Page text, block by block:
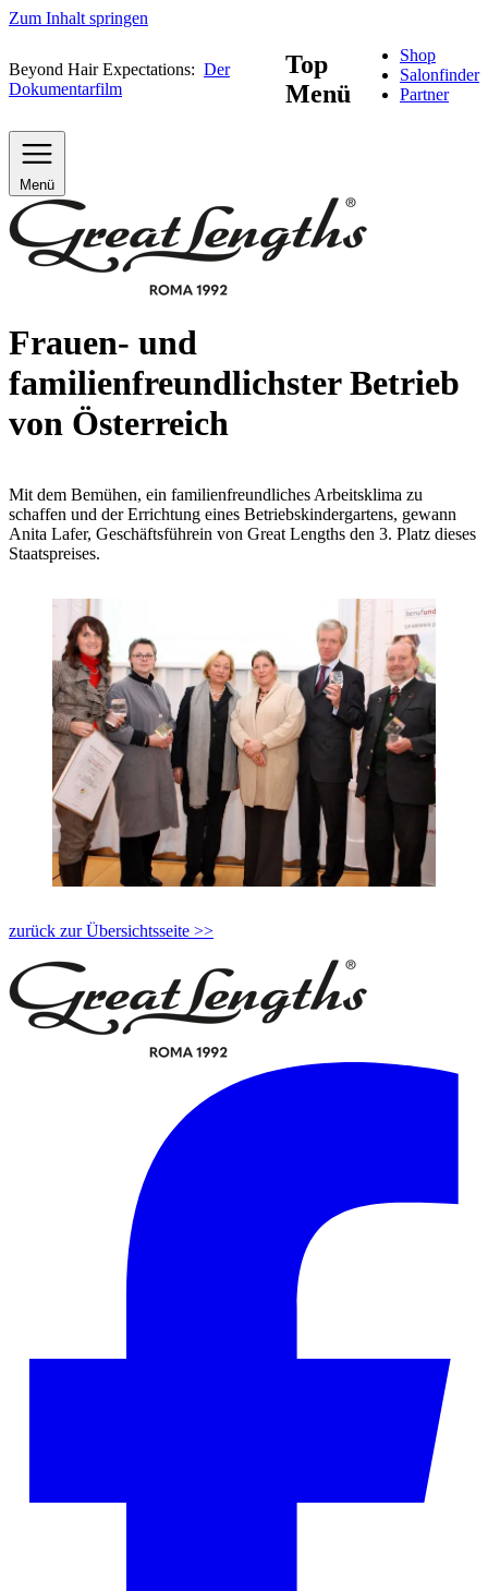
Zum Inhalt springen
Beyond Hair Expectations: Der
Dokumentarfilm
Top
Menü
Shop
Salonfinder
Partner
Menü
Frauen- und
familienfreundlichster Betrieb
von Österreich
Mit dem Bemühen, ein familienfreundliches Arbeitsklima zu
schaffen und der Errichtung eines Betriebskindergartens, gewann
Anita Lafer, Geschäftsführein von Great Lengths den 3. Platz dieses
Staatspreises.
zurück zur Übersichtsseite >>